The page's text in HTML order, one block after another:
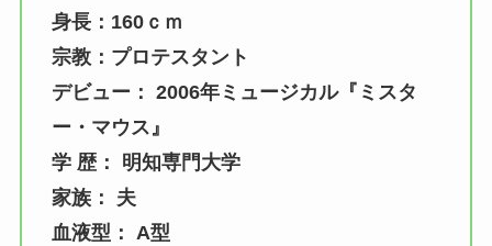
身長：160ｃｍ
宗教：プロテスタント
デビュー： 2006年ミュージカル『ミスタ
ー・マウス』
学 歴： 明知専門大学
家族： 夫
血液型： A型